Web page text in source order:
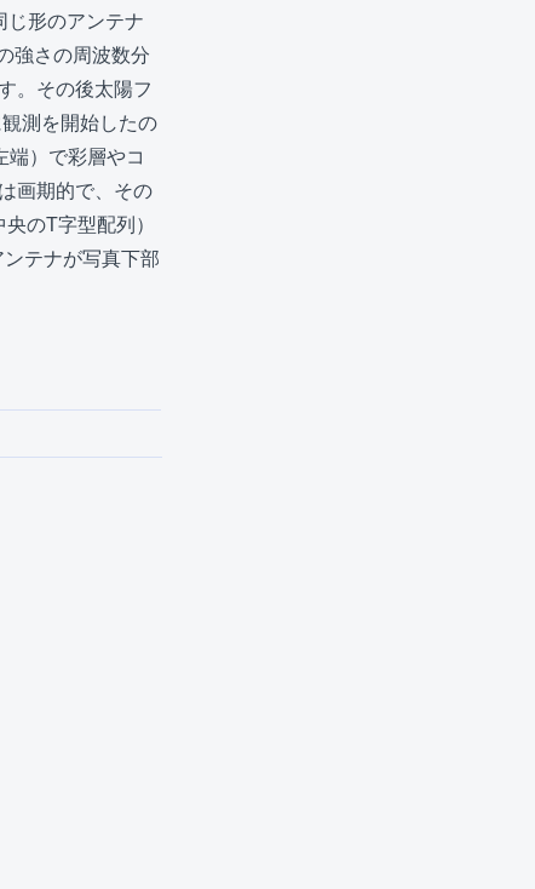
じ形のアンテナ
強さの周波数分
。その後太陽フ
測を開始したの
端）で彩層やコ
画期的で、その
のT字型配列）
テナが写真下部